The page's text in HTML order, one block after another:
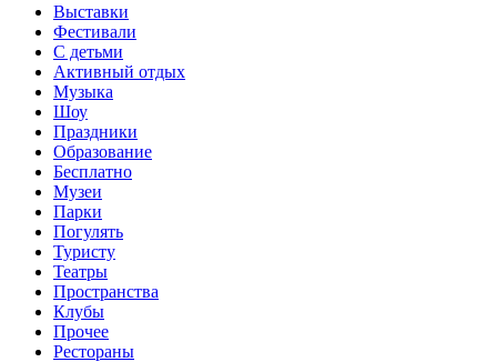
Выставки
Фестивали
С детьми
Активный отдых
Музыка
Шоу
Праздники
Образование
Бесплатно
Музеи
Парки
Погулять
Туристу
Театры
Пространства
Клубы
Прочее
Рестораны